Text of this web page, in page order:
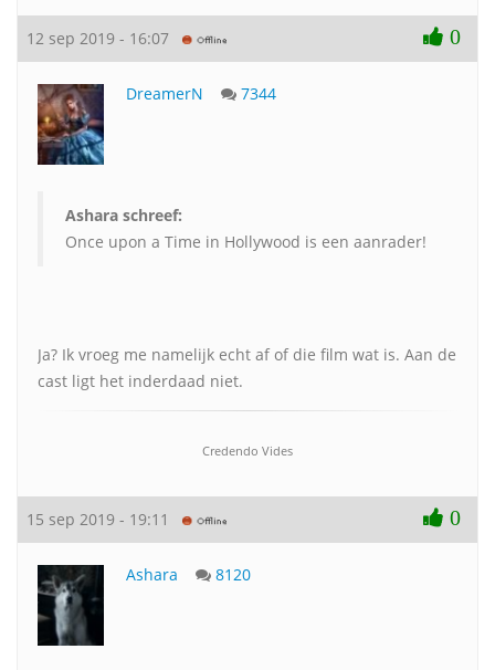
12 sep 2019 - 16:07 0
DreamerN 7344
Ashara schreef:
Once upon a Time in Hollywood is een aanrader!
Ja? Ik vroeg me namelijk echt af of die film wat is. Aan de
cast ligt het inderdaad niet.
Credendo Vides
15 sep 2019 - 19:11 0
Ashara 8120